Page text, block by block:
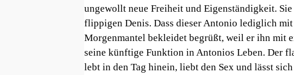
ungewollt neue Freiheit und Eigenständigkeit.
flippigen Denis. Dass dieser Antonio lediglich
Morgenmantel bekleidet begrüßt, weil er ihn mit
seine künftige Funktion in Antonios Leben. Der
lebt in den Tag hinein, liebt den Sex und lässt